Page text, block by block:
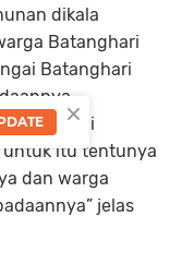
dikala
Batanghari
Batanghari
sungai
untuk itu tentunya
dan warga
jelas
×